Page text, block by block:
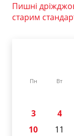
Пишні
старим
Пн Вт
3
4
10
11